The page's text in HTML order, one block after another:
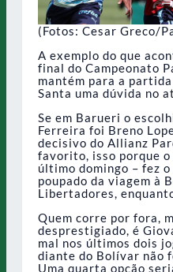
(Fotos: Cesar Greco/
A exemplo do que
final do Campeonato
mantém para a
Santa uma dúvida no
Se em Barueri o
Ferreira foi Breno
decisivo do Allianz
favorito, isso porque
último domingo – fez
poupado da viagem à
Libertadores,
Quem corre por fora,
desprestigiado, é
mal nos últimos dois
diante do Bolívar não
Uma quarta opção